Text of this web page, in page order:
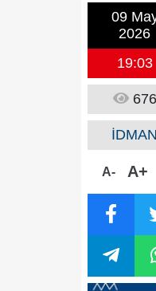
09
2026
19:03
676
İDMAN
A- A+